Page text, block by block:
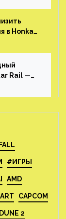
в
в Honkai:
Rail —
#ИГРЫ
AMD
CAPCOM
DUNE 2